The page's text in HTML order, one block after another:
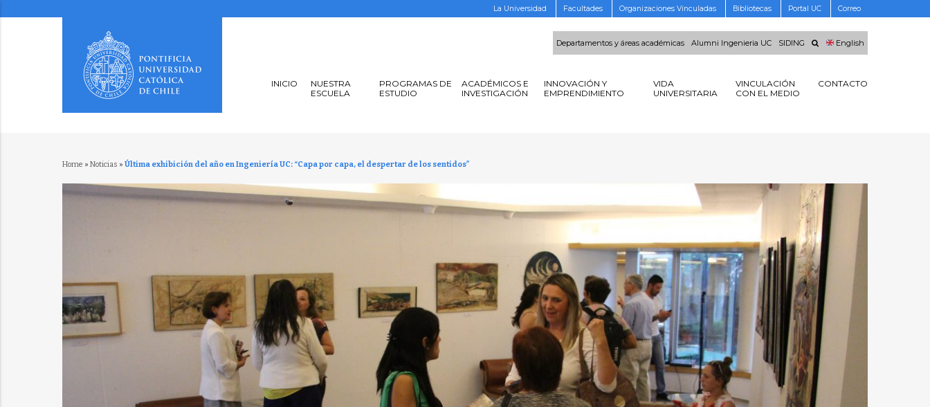
La Universidad Facultades Organizaciones Vinculadas Bibliotecas Portal UC Correo
Departamentos y áreas académicas Alumni Ingenieria UC SIDING English
INICIO
NUESTRA
ESCUELA
PROGRAMAS DE
ESTUDIO
ACADÉMICOS E
INVESTIGACIÓN
INNOVACIÓN Y
EMPRENDIMIENTO
VIDA
UNIVERSITARIA
VINCULACIÓN
CON EL MEDIO
CONTACTO
Home » Noticias » Última exhibición del año en Ingeniería UC: “Capa por capa, el despertar de los sentidos”